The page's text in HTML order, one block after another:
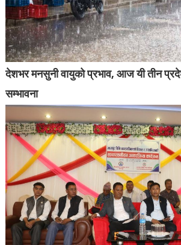
देशभर मनसुनी वायुको प्रभाव, आज यी तीन
सम्भावना